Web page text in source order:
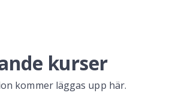
kurser
kommer läggas upp här.